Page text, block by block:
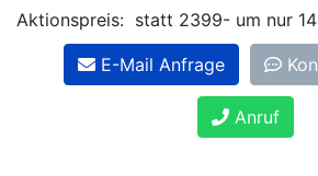
Aktionspreis: statt 2399- um nur
E-Mail Anfrage
Anruf